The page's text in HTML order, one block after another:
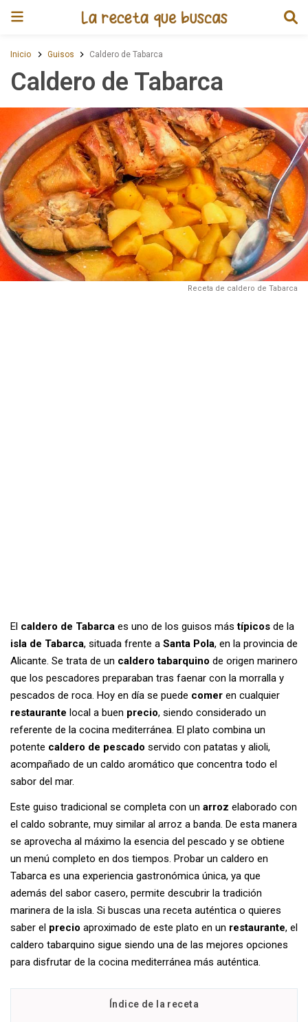
Inicio Guisos Caldero de Tabarca
Caldero de Tabarca
Receta de caldero de Tabarca
El caldero de Tabarca es uno de los guisos mástípicos de la
isla de Tabarca, situada frente a Santa Pola, en la provincia de
Alicante. Se trata de un caldero tabarquino de origen marinero
que los pescadores preparaban tras faenar con la morralla y
pescados de roca. Hoy en día se puede comer en cualquier
restaurante local a buen precio, siendo considerado un
referente de la cocina mediterránea. El plato combina un
potente caldero de pescado servido con patatas y alioli,
acompañado de un caldo aromático que concentra todo el
sabor del mar.
Este guiso tradicional se completa con un arroz elaborado con
el caldo sobrante, muy similar al arroz a banda. De esta manera
se aprovecha al máximo la esencia del pescado y se obtiene
un menú completo en dos tiempos. Probar un caldero en
Tabarca es una experiencia gastronómica única, ya que
además del sabor casero, permite descubrir la tradición
marinera de la isla. Si buscas una receta auténtica o quieres
saber el precio aproximado de este plato en un restaurante, el
caldero tabarquino sigue siendo una de las mejores opciones
para disfrutar de la cocina mediterránea más auténtica.
Índice de la receta